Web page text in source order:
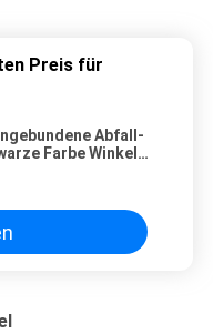
Preis für
Abfall-
Farbe Winkels